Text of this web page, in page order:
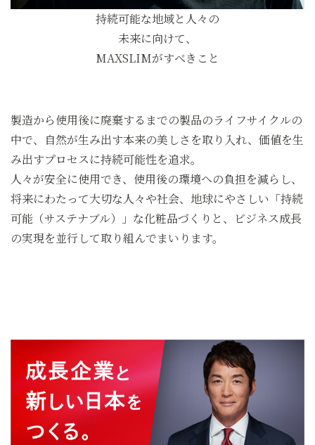
持続可能な地域と人々の
未来に向けて、
MAXSLIMがすべきこと
製造から使用後に廃棄するまでの製品のライフサイクルの
中で、
自然が生み出す本来の美しさを取り入れ、価値を生
み出すプロセスに持続可能性を追求。
人々が安全に使用でき、使用後の環境への負担を減らし、
将来にわたって大切な人々や社会、 地球にやさしい「持続
可能（サステナブル）」な化粧品づくりと、
ビジネス成長
の実現を並行して取り組んでまいります。